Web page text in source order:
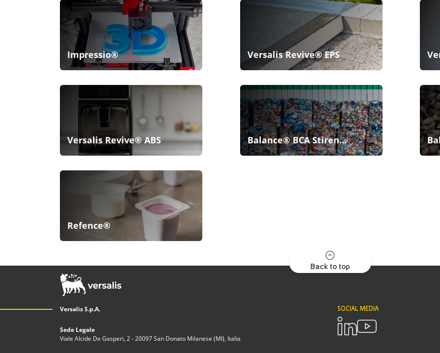
Impressio® Versalis Revive® EPS
Versalis Revive® ABS Balance® BCA Stiren...
Refence®
Back to top
Versalis S.p.A.
Sede Legale
Viale Alcide De Gasperi, 2 - 20097 San Donato Milanese (MI), Italia
SOCIAL MEDIA